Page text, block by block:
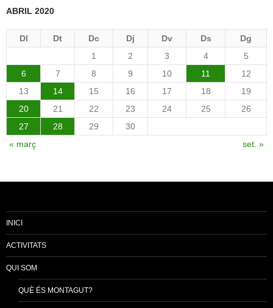
ABRIL 2020
Dl Dt Dc Dj Dv Ds
Dg
1
2 3 4
5
6
7 8 9 10 11
12
13
14 15 16 17 18
19
20
21 22 23 24 25
26
27
28 29
30
« març
set. »
INICI
ACTIVITATS
QUI SOM
QUÈ ÉS MONTAGUT?